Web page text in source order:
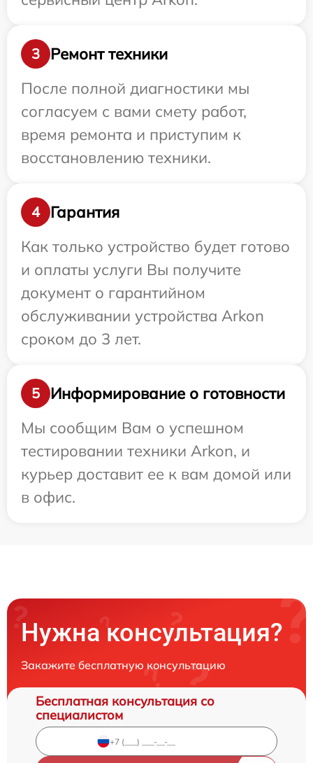
3
Ремонт техники
После полной диагностики мы
согласуем с вами смету работ,
время ремонта и приступим к
восстановлению техники.
4
Гарантия
Как только устройство будет готово
и оплаты услуги Вы получите
документ о гарантийном
обслуживании устройства Arkon
сроком до 3 лет.
5
Информирование о готовности
Мы сообщим Вам о успешном
тестировании техники Arkon, и
курьер доставит ее к вам домой или
в офис.
Нужна консультация?
Закажите бесплатную консультацию
Бесплатная консультация со
специалистом